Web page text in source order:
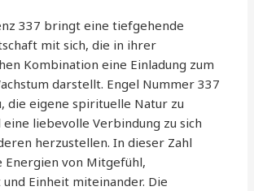
337 bringt eine tiefgehende
mit sich, die in ihrer
Kombination eine Einladung zum
darstellt. Engel Nummer 337
die eigene spirituelle Natur zu
liebevolle Verbindung zu sich
herzustellen. In dieser Zahl
Energien von Mitgefühl,
Einheit miteinander. Die